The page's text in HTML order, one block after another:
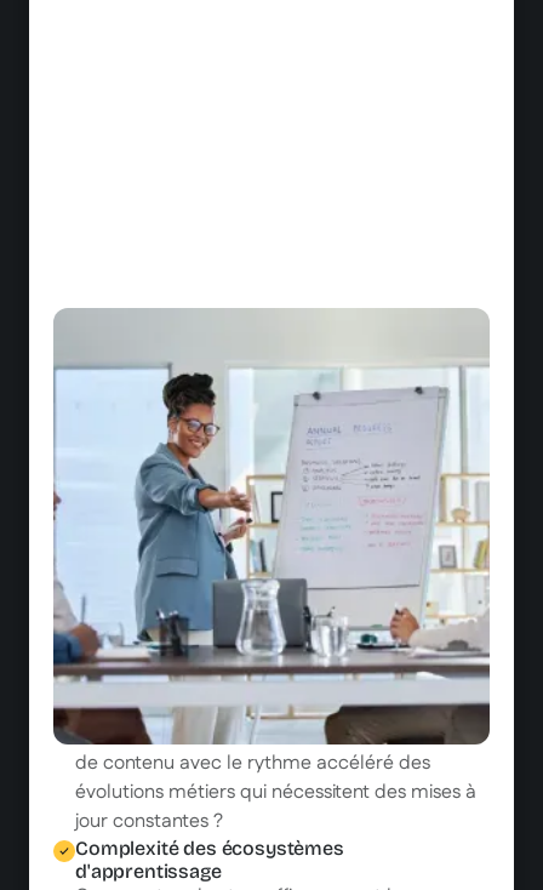
Démonstration de l'impact business
Comment prouver concrètement la
contribution de la formation aux objectifs
stratégiques de l'entreprise quand les
métriques traditionnelles ne suffisent plus à
convaincre votre COMEX ?
Explosion des besoins vs ressources
limitées
Comment répondre à la multiplication des
demandes de formation avec des équipes et
des budgets qui ne suivent pas la même
courbe de croissance ?
Décalage d'agilité formation/métiers
Comment synchroniser vos cycles de création
de contenu avec le rythme accéléré des
évolutions métiers qui nécessitent des mises à
jour constantes ?
Complexité des écosystèmes
d'apprentissage